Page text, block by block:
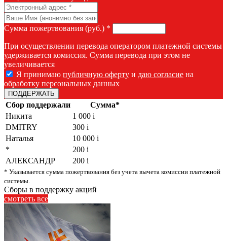
Сумма пожертвования (руб.) *
При осуществлении перевода оператором платежной системы
удерживается комиссия. Сумма перевода при этом не
увеличивается
Я принимаю публичную оферту и даю согласие на
обработку персональных данных
Сбор поддержали
Сумма*
Никита
1 000 i
DMITRY
300 i
Наталья
10 000 i
*
200 i
АЛЕКСАНДР
200 i
* Указывается сумма пожертвования без учета вычета комиссии платежной
системы.
Сборы в поддержку акций
смотреть все